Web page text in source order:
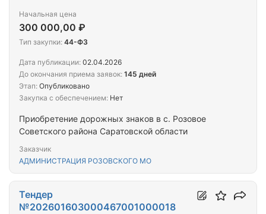
Приобретение дорожных знаков в с. Розовое
Советского района Саратовской области
Заказчик
АДМИНИСТРАЦИЯ РОЗОВСКОГО МО
Начальная цена
300 000,00 ₽
Тип закупки: 44-ФЗ
Дата публикации: 02.04.2026
До окончания приема заявок: 145 дней
Этап: Опубликовано
Закупка с обеспечением: Нет
Тендер
№202601603000467001000018